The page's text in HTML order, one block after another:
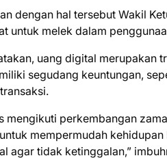
dengan hal tersebut Wakil
untuk melek dalam
uang digital merupakan
segudang keuntungan,
mengikuti perkembangan
mempermudah
agar tidak ketinggalan,”